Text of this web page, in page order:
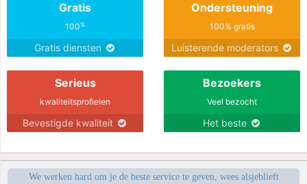
Gratis
100%
Gratis diensten
Ondersteuning
100% gratis
Luisterende moderators
Serieus
kwaliteitsprofielen
Bevestigde kwaliteit
Bezoekers
Veel bezocht
Het beste
We werken hard om je de beste service te geven, wees alsjeblieft